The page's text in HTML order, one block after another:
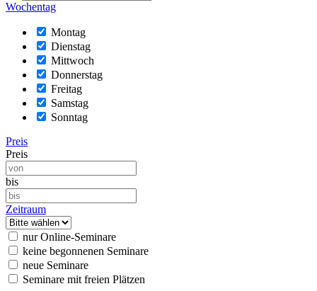
Wochentag
Montag
Dienstag
Mittwoch
Donnerstag
Freitag
Samstag
Sonntag
Preis
Preis
bis
Zeitraum
nur Online-Seminare
keine begonnenen Seminare
neue Seminare
Seminare mit freien Plätzen